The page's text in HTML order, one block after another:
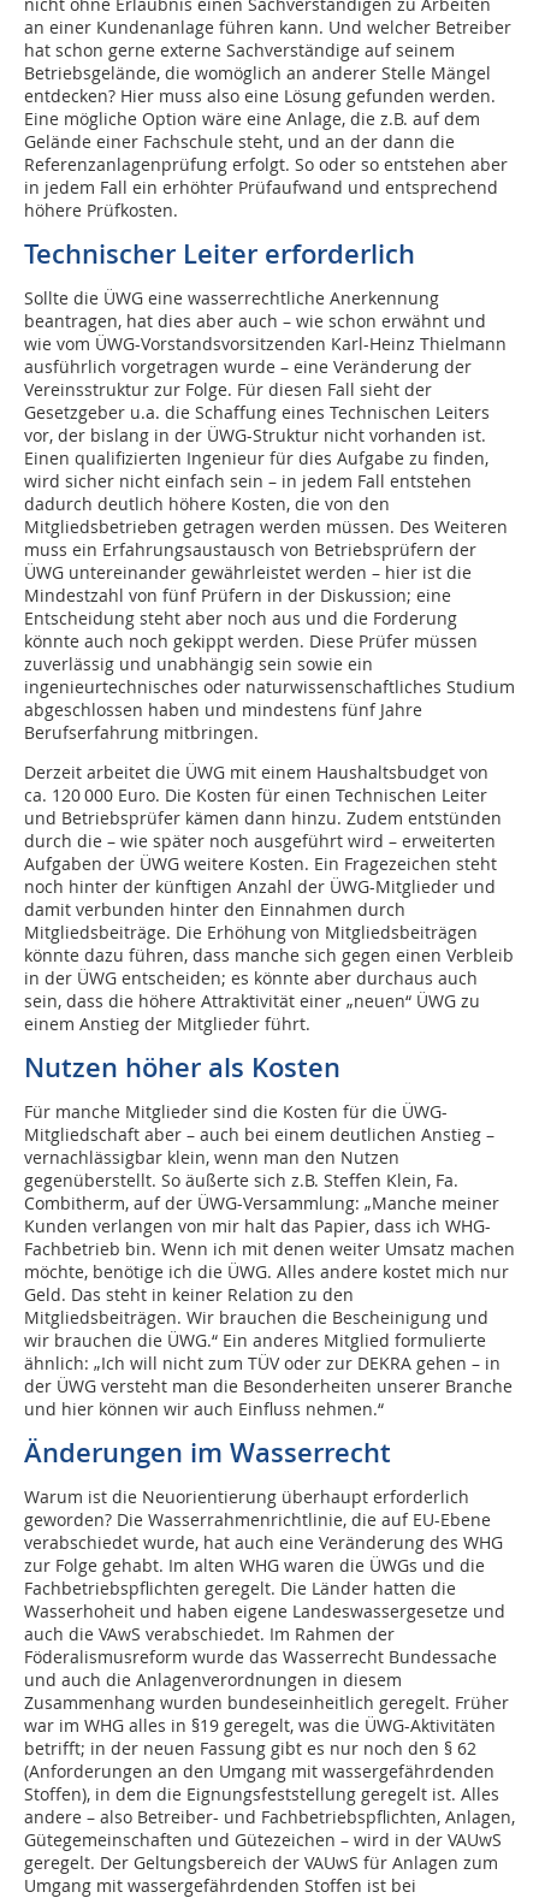
nicht ohne Erlaubnis einen Sachverständigen zu Arbeiten
an einer Kundenanlage führen kann. Und welcher Betreiber
hat schon gerne externe Sachverständige auf seinem
Betriebsgelände, die womöglich an anderer Stelle Mängel
entdecken? Hier muss also eine Lösung gefunden werden.
Eine mögliche Option wäre eine Anlage, die z.B. auf dem
Gelände einer Fachschule steht, und an der dann die
Referenzanlagenprüfung erfolgt. So oder so entstehen aber
in jedem Fall ein erhöhter Prüfaufwand und entsprechend
höhere Prüfkosten.
Technischer Leiter erforderlich
Sollte die ÜWG eine wasserrechtliche Anerkennung
beantragen, hat dies aber auch – wie schon erwähnt und
wie vom ÜWG-Vorstandsvorsitzenden Karl-Heinz Thielmann
ausführlich vorgetragen wurde – eine Veränderung der
Vereinsstruktur zur Folge. Für diesen Fall sieht der
Gesetzgeber u.a. die Schaffung eines Technischen Leiters
vor, der bislang in der ÜWG-Struktur nicht vorhanden ist.
Einen qualifizierten Ingenieur für dies Aufgabe zu finden,
wird sicher nicht einfach sein – in jedem Fall entstehen
dadurch deutlich höhere Kosten, die von den
Mitgliedsbetrieben getragen werden müssen. Des Weiteren
muss ein Erfahrungsaustausch von Betriebsprüfern der
ÜWG untereinander gewährleistet werden – hier ist die
Mindestzahl von fünf Prüfern in der Diskussion; eine
Entscheidung steht aber noch aus und die Forderung
könnte auch noch gekippt werden. Diese Prüfer müssen
zuverlässig und unabhängig sein sowie ein
ingenieurtechnisches oder naturwissenschaftliches Studium
abgeschlossen haben und mindestens fünf Jahre
Berufserfahrung mitbringen.
Derzeit arbeitet die ÜWG mit einem Haushaltsbudget von
ca. 120 000 Euro. Die Kosten für einen Technischen Leiter
und Betriebsprüfer kämen dann hinzu. Zudem entstünden
durch die – wie später noch ausgeführt wird – erweiterten
Aufgaben der ÜWG weitere Kosten. Ein Fragezeichen steht
noch hinter der künftigen Anzahl der ÜWG-Mitglieder und
damit verbunden hinter den Einnahmen durch
Mitgliedsbeiträge. Die Erhöhung von Mitgliedsbeiträgen
könnte dazu führen, dass manche sich gegen einen Verbleib
in der ÜWG entscheiden; es könnte aber durchaus auch
sein, dass die höhere Attraktivität einer „neuen“ ÜWG zu
einem Anstieg der Mitglieder führt.
Nutzen höher als Kosten
Für manche Mitglieder sind die Kosten für die ÜWG-
Mitgliedschaft aber – auch bei einem deutlichen Anstieg –
vernachlässigbar klein, wenn man den Nutzen
gegenüberstellt. So äußerte sich z.B. Steffen Klein, Fa.
Combitherm, auf der ÜWG-Versammlung: „Manche meiner
Kunden verlangen von mir halt das Papier, dass ich WHG-
Fachbetrieb bin. Wenn ich mit denen weiter Umsatz machen
möchte, benötige ich die ÜWG. Alles andere kostet mich nur
Geld. Das steht in keiner Relation zu den
Mitgliedsbeiträgen. Wir brauchen die Bescheinigung und
wir brauchen die ÜWG.“ Ein anderes Mitglied formulierte
ähnlich: „Ich will nicht zum TÜV oder zur DEKRA gehen – in
der ÜWG versteht man die Besonderheiten unserer Branche
und hier können wir auch Einfluss nehmen.“
Änderungen im Wasserrecht
Warum ist die Neuorientierung überhaupt erforderlich
geworden? Die Wasserrahmenrichtlinie, die auf EU-Ebene
verabschiedet wurde, hat auch eine Veränderung des WHG
zur Folge gehabt. Im alten WHG waren die ÜWGs und die
Fachbetriebspflichten geregelt. Die Länder hatten die
Wasserhoheit und haben eigene Landeswassergesetze und
auch die VAwS verabschiedet. Im Rahmen der
Föderalismusreform wurde das Wasserrecht Bundessache
und auch die Anlagenverordnungen in diesem
Zusammenhang wurden bundeseinheitlich geregelt. Früher
war im WHG alles in §19 geregelt, was die ÜWG-Aktivitäten
betrifft; in der neuen Fassung gibt es nur noch den § 62
(Anforderungen an den Umgang mit wassergefährdenden
Stoffen), in dem die Eignungsfeststellung geregelt ist. Alles
andere – also Betreiber- und Fachbetriebspflichten, Anlagen,
Gütegemeinschaften und Gütezeichen – wird in der VAUwS
geregelt. Der Geltungsbereich der VAUwS für Anlagen zum
Umgang mit wassergefährdenden Stoffen ist bei